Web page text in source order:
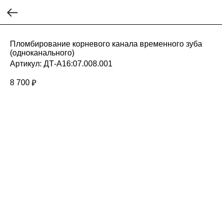
Пломбирование корневого канала временного зуба
(одноканального)
Артикул: ДТ-А16:07.008.001
8 700 ₽